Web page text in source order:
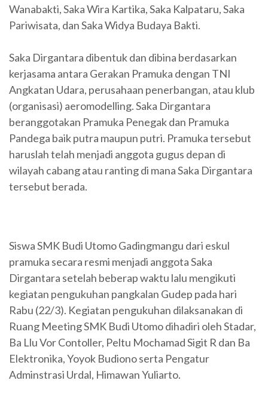
Wanabakti, Saka Wira Kartika, Saka Kalpataru, Saka
Pariwisata, dan Saka Widya Budaya Bakti.
Saka Dirgantara dibentuk dan dibina berdasarkan
kerjasama antara Gerakan Pramuka dengan TNI
Angkatan Udara, perusahaan penerbangan, atau klub
(organisasi) aeromodelling. Saka Dirgantara
beranggotakan Pramuka Penegak dan Pramuka
Pandega baik putra maupun putri. Pramuka tersebut
haruslah telah menjadi anggota gugus depan di
wilayah cabang atau ranting di mana Saka Dirgantara
tersebut berada.
Siswa SMK Budi Utomo Gadingmangu dari eskul
pramuka secara resmi menjadi anggota Saka
Dirgantara setelah beberap waktu lalu mengikuti
kegiatan pengukuhan pangkalan Gudep pada hari
Rabu (22/3). Kegiatan pengukuhan dilaksanakan di
Ruang Meeting SMK Budi Utomo dihadiri oleh Stadar,
Ba Llu Vor Contoller, Peltu Mochamad Sigit R dan Ba
Elektronika, Yoyok Budiono serta Pengatur
Adminstrasi Urdal, Himawan Yuliarto.